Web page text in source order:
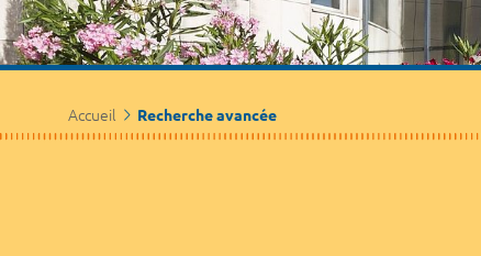
Accueil Recherche avancée